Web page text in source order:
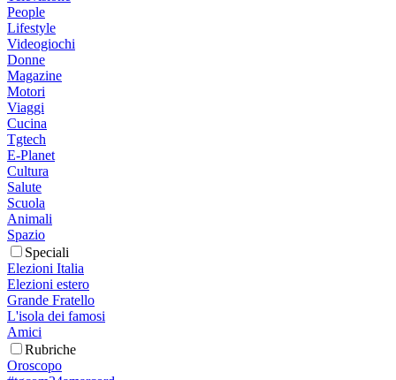
People
Lifestyle
Videogiochi
Donne
Magazine
Motori
Viaggi
Cucina
Tgtech
E-Planet
Cultura
Salute
Scuola
Animali
Spazio
Speciali
Elezioni Italia
Elezioni estero
Grande Fratello
L'isola dei famosi
Amici
Rubriche
Oroscopo